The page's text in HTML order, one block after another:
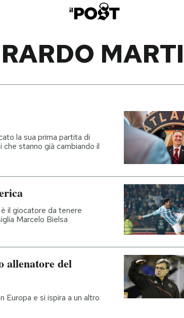
la sua prima partita di
stanno già cambiando il
il giocatore da tenere
Marcelo Bielsa
allenatore del
Europa e si ispira a un altro